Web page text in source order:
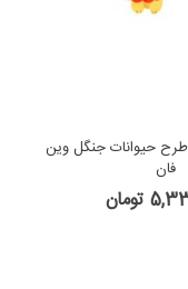
حیوانات جنگل وین
فان
تومان